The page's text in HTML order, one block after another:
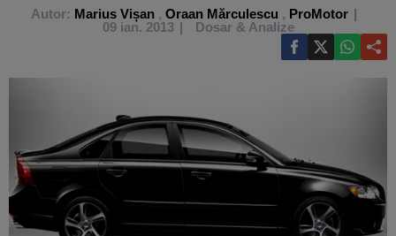
Autor: Marius Vișan, Oraan Mărculescu , ProMotor
09 ian. 2013
Dosar & Analize